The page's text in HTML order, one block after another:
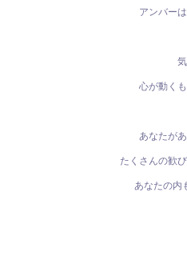
アンバー
心が動く
あなたが
たくさんの歓
あなたの内